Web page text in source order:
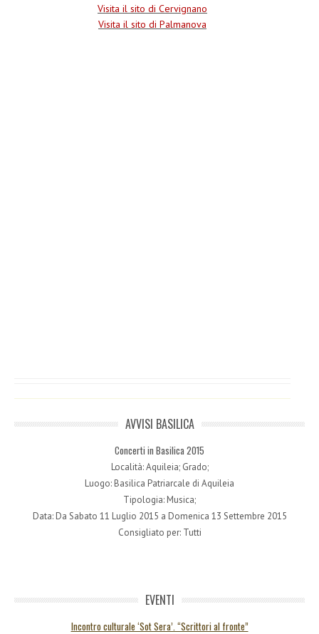
Visita il sito di Cervignano
Visita il sito di Palmanova
AVVISI BASILICA
Concerti in Basilica 2015
Località: Aquileia; Grado;
Luogo: Basilica Patriarcale di Aquileia
Tipologia: Musica;
Data: Da Sabato 11 Luglio 2015 a Domenica 13 Settembre 2015
Consigliato per: Tutti
EVENTI
Incontro culturale ‘Sot Sera’. “Scrittori al fronte”